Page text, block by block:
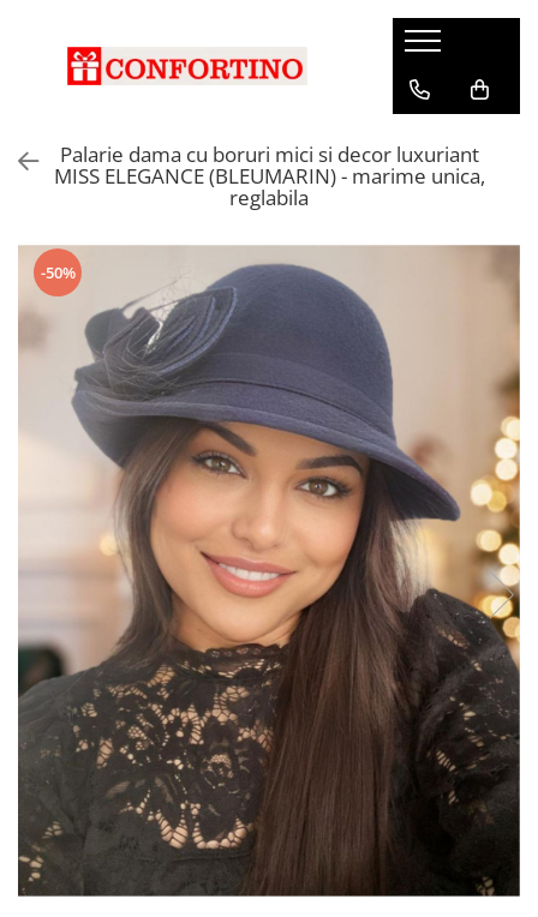
Palarie dama cu boruri mici si decor luxuriant
MISS ELEGANCE (BLEUMARIN) - marime unica,
reglabila
-50%